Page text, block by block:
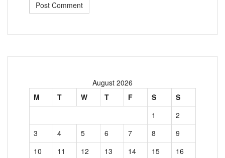
August 2026
M
T W T F S
S
1
2
3
4 5 6 7 8
9
10
11 12 13 14 15
16